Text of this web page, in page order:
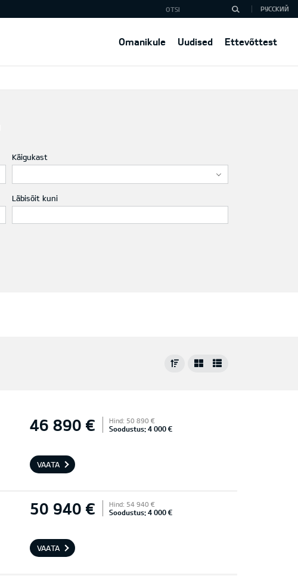
Omanikule Uudised Ettevõttest
РУССКИЙ
Käigukast
Läbisõit kuni
46 890 € Hind: 50 890 €
Soodustus: 4 000 €
VAATA
50 940 € Hind: 54 940 €
Soodustus: 4 000 €
VAATA